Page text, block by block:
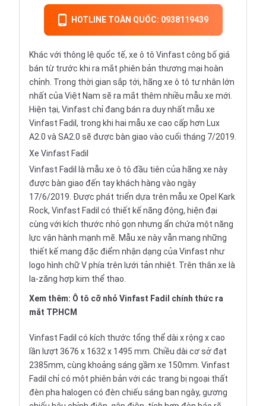
HOTLINE TOÀN QUỐC: 0938119439
Khác với thông lệ quốc tế, xe ô tô Vinfast công bố giá
bán từ trước khi ra mắt phiên bản thương mại hoàn
chỉnh. Trong thời gian sắp tới, hãng xe ô tô tư nhân lớn
nhất của Việt Nam sẽ ra mắt thêm nhiều mẫu xe mới.
Hiện tại, Vinfast chỉ đang bán ra duy nhất mẫu xe
Vinfast Fadil, trong khi hai mẫu xe cao cấp hơn Lux
A2.0 và SA2.0 sẽ được bàn giao vào cuối tháng 7/2019.
Xe Vinfast Fadil
Vinfast Fadil là mẫu xe ô tô đầu tiên của hãng xe này
được bàn giao đến tay khách hàng vào ngày
17/6/2019. Được phát triển dựa trên mẫu xe Opel Kark
Rock, Vinfast Fadil có thiết kế năng động, hiện đại
cùng với kích thước nhỏ gọn nhưng ẩn chứa một năng
lực vận hành mạnh mẽ. Mẫu xe này vẫn mang những
thiết kế mang đặc điểm nhận dạng của Vinfast như
logo hình chữ V phía trên lưới tản nhiệt. Trên thân xe là
la-zăng hợp kim thể thao.
Xem thêm: Ô tô cỡ nhỏ Vinfast Fadil chính thức ra
mắt TP.HCM
Vinfast Fadil có kích thước tổng thể dài x rộng x cao
lần lượt 3676 x 1632 x 1495 mm. Chiều dài cơ sở đạt
2385mm, cùng khoảng sáng gầm xe 150mm. Vinfast
Fadil chỉ có một phiên bản với các trang bị ngoại thất
đèn pha halogen có đèn chiếu sáng ban ngày, gương